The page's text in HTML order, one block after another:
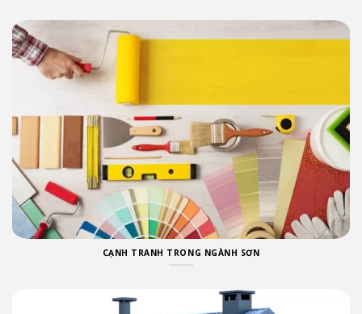
CẠNH TRANH TRONG NGÀNH SƠN